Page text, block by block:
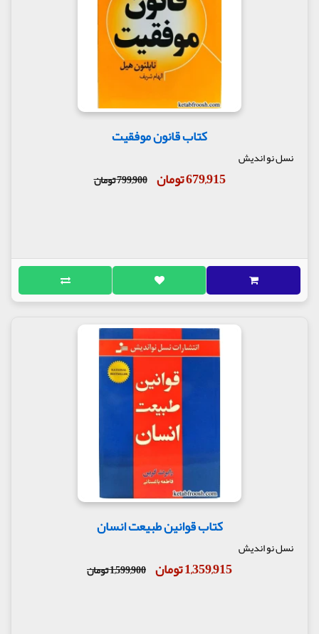
کتاب قانون موفقیت
نسل نو اندیش
679,915 تومان 799,900 تومان
کتاب قوانین طبیعت انسان
نسل نو اندیش
1,359,915 تومان 1,599,900 تومان